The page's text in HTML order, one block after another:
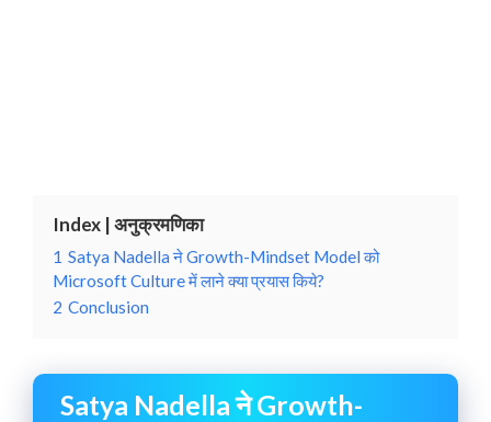
Index | अनुक्रमणिका
1 Satya Nadella ने Growth-Mindset Model को
Microsoft Culture में लाने क्या प्रयास किये?
2 Conclusion
Satya Nadella ने Growth-